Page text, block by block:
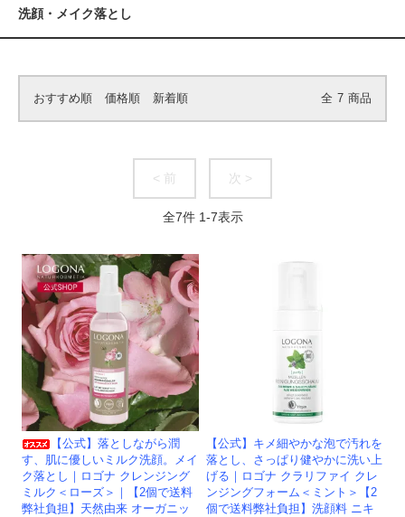
洗顔・メイク落とし
おすすめ順 価格順 新着順 全 7 商品
< 前 次 >
全7件 1-7表示
【公式】落としながら潤
す、肌に優しいミルク洗顔。メイ
ク落とし｜ロゴナ クレンジング
ミルク＜ローズ＞｜【2個で送料
弊社負担】天然由来 オーガニッ
【公式】キメ細やかな泡で汚れを
落とし、さっぱり健やかに洗い上
げる｜ロゴナ クラリファイ クレ
ンジングフォーム＜ミント＞【2
個で送料弊社負担】洗顔料 ニキ